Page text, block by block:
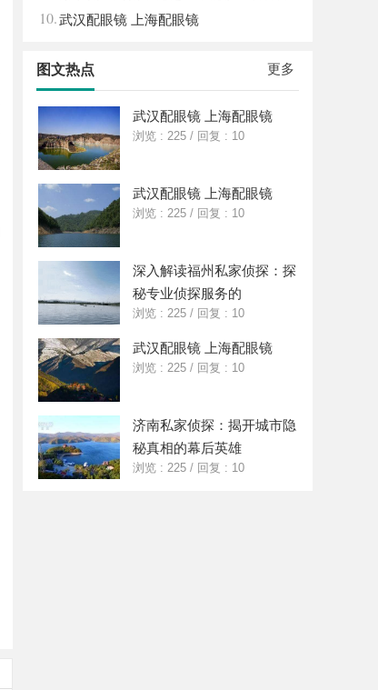
如何让“IP”变“现金流”
10.武汉配眼镜 上海配眼镜
更多
图文热点
武汉配眼镜 上海配眼镜
浏览 : 225 / 回复 : 10
武汉配眼镜 上海配眼镜
浏览 : 225 / 回复 : 10
深入解读福州私家侦探：探
秘专业侦探服务的
浏览 : 225 / 回复 : 10
武汉配眼镜 上海配眼镜
浏览 : 225 / 回复 : 10
济南私家侦探：揭开城市隐
秘真相的幕后英雄
浏览 : 225 / 回复 : 10